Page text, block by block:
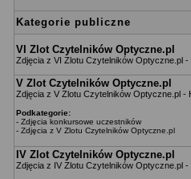
Kategorie publiczne
VI Zlot Czytelników Optyczne.pl
Zdjęcia z VI Zlotu Czytelników Optyczne.pl -
V Zlot Czytelników Optyczne.pl
Zdjęcia z V Zlotu Czytelników Optyczne.pl -
Podkategorie:
- Zdjęcia konkursowe uczestników
- Zdjęcia z V Zlotu Czytelników Optyczne.pl
IV Zlot Czytelników Optyczne.pl
Zdjęcia z IV Zlotu Czytelników Optyczne.pl -